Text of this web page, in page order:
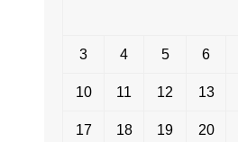
3 4 5 6
10 11 12 13
17 18 19 20